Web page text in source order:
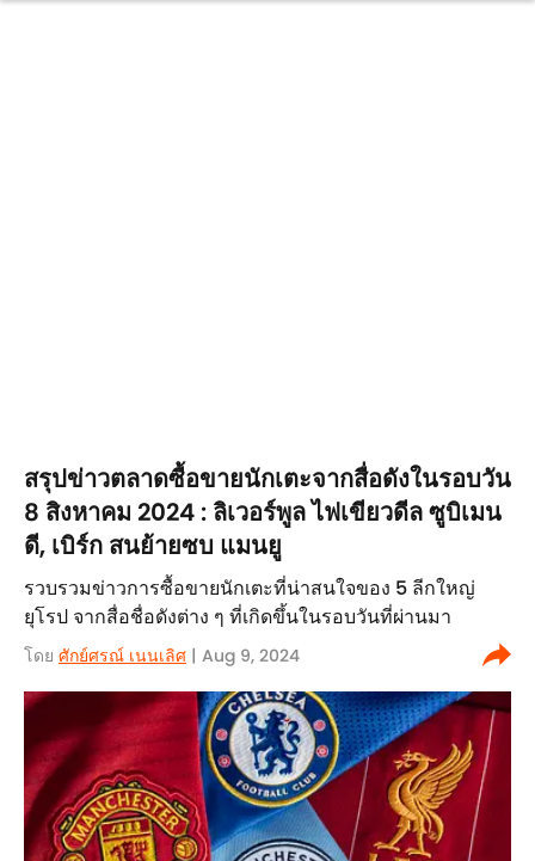
สรุปข่าวตลาดซื้อขายนักเตะจากสื่อดังในรอบวัน
8 สิงหาคม 2024 : ลิเวอร์พูล ไฟเขียวดีล ซูบิเมน
ดี, เบิร์ก สนย้ายซบ แมนยู
รวบรวมข่าวการซื้อขายนักเตะที่น่าสนใจของ 5 ลีกใหญ่
ยุโรป จากสื่อชื่อดังต่าง ๆ ที่เกิดขึ้นในรอบวันที่ผ่านมา
โดย ศักย์ศรณ์ เนนเลิศ | Aug 9, 2024